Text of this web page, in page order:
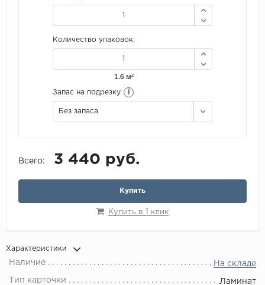
Количество упаковок:
Запас на подрезку i
Без запаса
Всего: 3 440 руб.
Купить
Купить в 1 клик
Характеристики
Наличие На складе
Тип карточки Ламинат